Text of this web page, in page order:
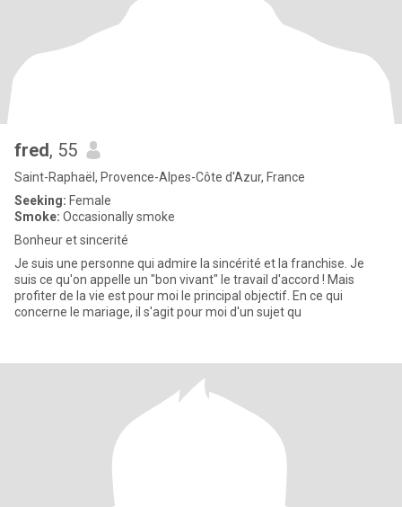
fred, 55
Saint-Raphaël, Provence-Alpes-Côte d'Azur, France
Seeking: Female
Smoke: Occasionally smoke
Bonheur et sincerité
Je suis une personne qui admire la sincérité et la franchise. Je
suis ce qu'on appelle un "bon vivant" le travail d'accord ! Mais
profiter de la vie est pour moi le principal objectif. En ce qui
concerne le mariage, il s'agit pour moi d'un sujet qu